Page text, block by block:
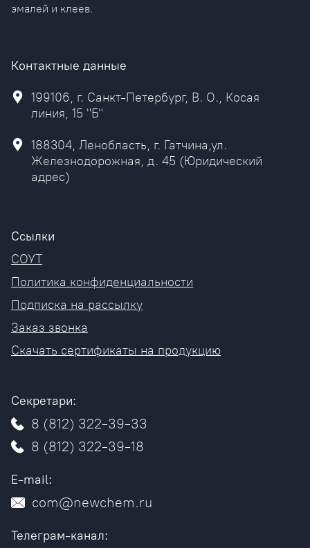
эмалей и клеев.
Контактные данные
199106, г. Санкт-Петербург, В. О., Косая
линия, 15 "Б"
188304, Ленобласть, г. Гатчина,ул.
Железнодорожная, д. 45 (Юридический
адрес)
Ссылки
СОУТ
Политика конфиденциальности
Подписка на рассылку
Заказ звонка
Скачать сертификаты на продукцию
Секретари:
8 (812) 322-39-33
8 (812) 322-39-18
E-mail:
com@newchem.ru
Телеграм-канал: